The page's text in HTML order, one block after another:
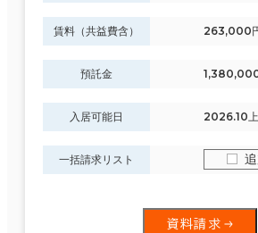
賃料（共益費含） 263,000
預託金
入居可能日 2026.10
一括請求リスト
資料請求